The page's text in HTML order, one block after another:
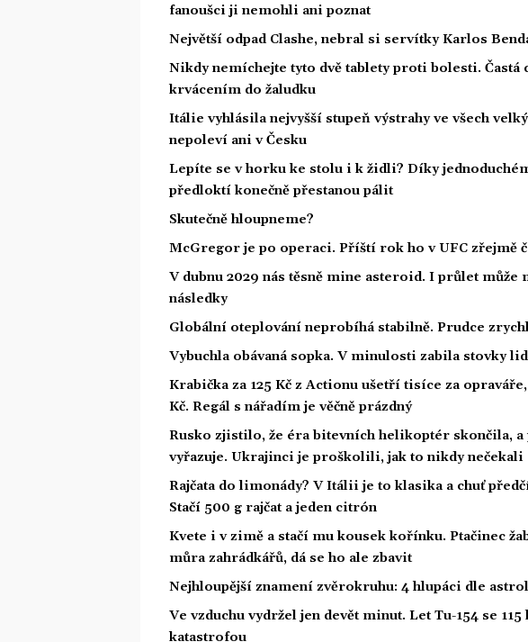
fanoušci ji nemohli ani poznat
Největší odpad Clashe, nebral si servítky Karlos
Nikdy nemíchejte tyto dvě tablety proti bolesti. Častá
krvácením do žaludku
Itálie vyhlásila nejvyšší stupeň výstrahy ve všech
nepoleví ani v Česku
Lepíte se v horku ke stolu i k židli? Díky
předloktí konečně přestanou pálit
Skutečně hloupneme?
McGregor je po operaci. Příští rok ho v UFC zřejmě
V dubnu 2029 nás těsně mine asteroid. I průlet může
následky
Globální oteplování neprobíhá stabilně. Prudce
Vybuchla obávaná sopka. V minulosti zabila stovky
Krabička za 125 Kč z Actionu ušetří tisíce za
Kč. Regál s nářadím je věčně prázdný
Rusko zjistilo, že éra bitevních helikoptér skončila, a
vyřazuje. Ukrajinci je proškolili, jak to nikdy nečekali
Rajčata do limonády? V Itálii je to klasika a chuť
Stačí 500 g rajčat a jeden citrón
Kvete i v zimě a stačí mu kousek kořínku. Ptačinec
můra zahrádkářů, dá se ho ale zbavit
Nejhloupější znamení zvěrokruhu: 4 hlupáci dle
Ve vzduchu vydržel jen devět minut. Let Tu-154 se
katastrofou